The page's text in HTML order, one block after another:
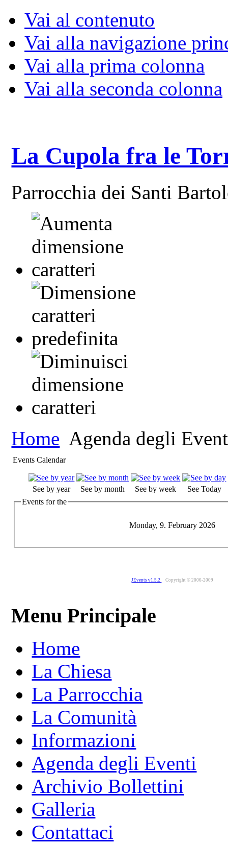
Vai al contenuto
Vai alla navigazione
Vai alla prima colonna
Vai alla seconda colonna
La Cupola fra le
Parrocchia dei Santi
Home Agenda degli
Events Calendar
See by year See by month See by week
See Today
Events for the
Monday, 9. February 2026
JEvents v1.5.2 Copyright © 2006-2009
Menu Principale
Home
La Chiesa
La Parrocchia
La Comunità
Informazioni
Agenda degli Eventi
Archivio Bollettini
Galleria
Contattaci